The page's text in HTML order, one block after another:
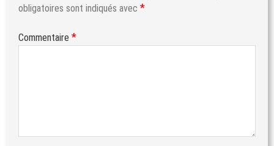
obligatoires sont indiqués avec *
Commentaire *